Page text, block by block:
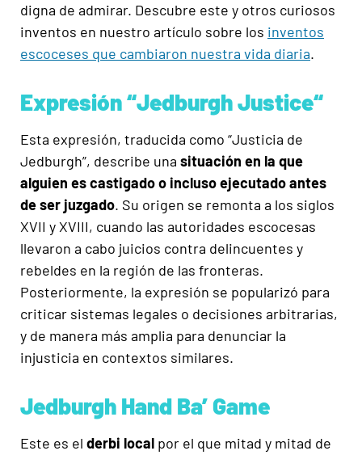
digna de admirar. Descubre este y otros curiosos
inventos en nuestro artículo sobre los inventos
escoceses que cambiaron nuestra vida diaria.
Expresión “Jedburgh Justice“
Esta expresión, traducida como “Justicia de
Jedburgh”, describe una situación en la que
alguien es castigado o incluso ejecutado antes
de ser juzgado. Su origen se remonta a los siglos
XVII y XVIII, cuando las autoridades escocesas
llevaron a cabo juicios contra delincuentes y
rebeldes en la región de las fronteras.
Posteriormente, la expresión se popularizó para
criticar sistemas legales o decisiones arbitrarias,
y de manera más amplia para denunciar la
injusticia en contextos similares.
Jedburgh Hand Ba’ Game
Este es el derbi local por el que mitad y mitad de